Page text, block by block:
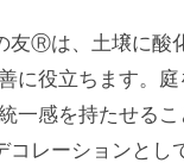
友Ⓡは、土壌に酸
に役立ちます。
一感を持たせるこ
コレーションとし